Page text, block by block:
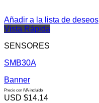
Añadir a la lista de deseos
Vista Rápida
SENSORES
SMB30A
Banner
Precio con IVA incluido
USD $14.14